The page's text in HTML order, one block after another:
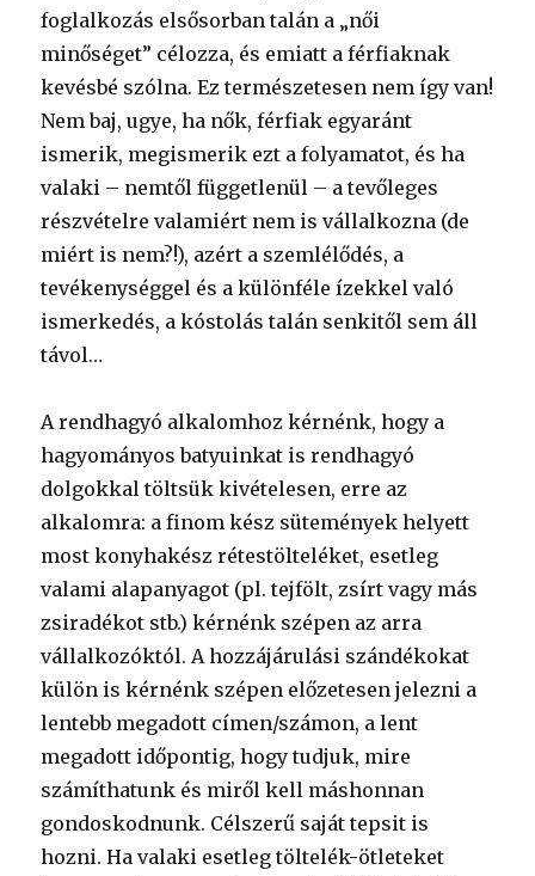
foglalkozás elsősorban talán a „női
minőséget” célozza, és emiatt a férfiaknak
kevésbé szólna. Ez természetesen nem így van!
Nem baj, ugye, ha nők, férfiak egyaránt
ismerik, megismerik ezt a folyamatot, és ha
valaki – nemtől függetlenül – a tevőleges
részvételre valamiért nem is vállalkozna (de
miért is nem?!), azért a szemlélődés, a
tevékenységgel és a különféle ízekkel való
ismerkedés, a kóstolás talán senkitől sem áll
távol…
A rendhagyó alkalomhoz kérnénk, hogy a
hagyományos batyuinkat is rendhagyó
dolgokkal töltsük kivételesen, erre az
alkalomra: a finom kész sütemények helyett
most konyhakész rétestölteléket, esetleg
valami alapanyagot (pl. tejfölt, zsírt vagy más
zsiradékot stb.) kérnénk szépen az arra
vállalkozóktól. A hozzájárulási szándékokat
külön is kérnénk szépen előzetesen jelezni a
lentebb megadott címen/számon, a lent
megadott időpontig, hogy tudjuk, mire
számíthatunk és miről kell máshonnan
gondoskodnunk. Célszerű saját tepsit is
hozni. Ha valaki esetleg töltelék-ötleteket